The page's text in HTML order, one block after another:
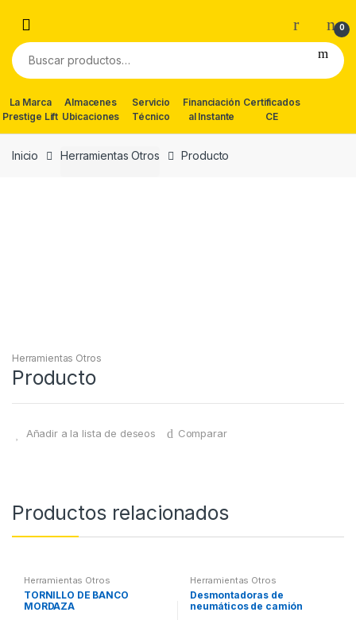
navigation
content
0
Buscar
por:
La Marca
Prestige Lift
Almacenes
Ubicaciones
Servicio
Técnico
Financiación
al Instante
Certificados
CE
Inicio Herramientas Otros Producto
Herramientas Otros
Producto
Añadir a la lista de deseos Comparar
Productos relacionados
Herramientas Otros
TORNILLO DE BANCO
MORDAZA
Herramientas Otros
Desmontadoras de
neumáticos de camión